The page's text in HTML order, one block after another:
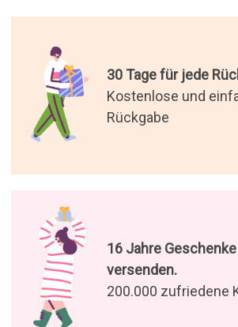
30 Tage für jede
Kostenlose und
Rückgabe
16 Jahre Geschenke
versenden.
200.000 zufriedene